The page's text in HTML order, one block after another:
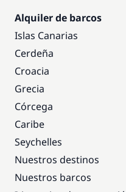
Alquiler de barcos
Islas Canarias
Cerdeña
Croacia
Grecia
Córcega
Caribe
Seychelles
Nuestros destinos
Nuestros barcos